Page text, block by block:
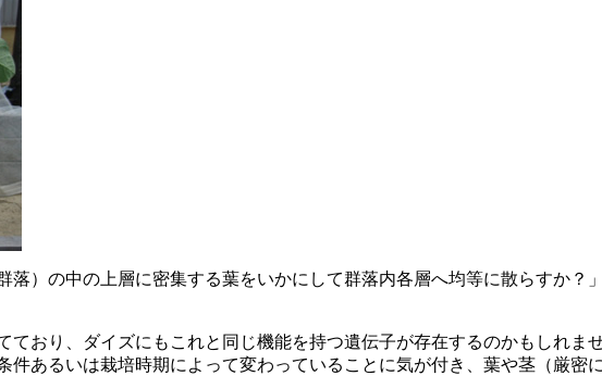
落）の中の上層に密集する葉をいかにして群落内各層へ均等に散らすか
おり、ダイズにもこれと同じ機能を持つ遺伝子が存在するのかもしれま
あるいは栽培時期によって変わっていることに気が付き、葉や茎（厳密